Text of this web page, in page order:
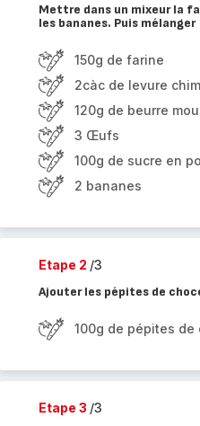
Mettre dans un mixeur la
les bananes. Puis mélanger
150g de farine
2càc de levure
120g de beurre mou
3 Œufs
100g de sucre en
2 bananes
Etape 2 /3
Ajouter les pépites de
100g de pépites de
Etape 3 /3